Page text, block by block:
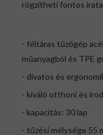
rögzítheti fontos
- féltáras tűzőgép
műanyagból és TPE
- divatos és
- kiváló otthoni és
- kapacitás: 30 lap
- tűzési mélysége 55